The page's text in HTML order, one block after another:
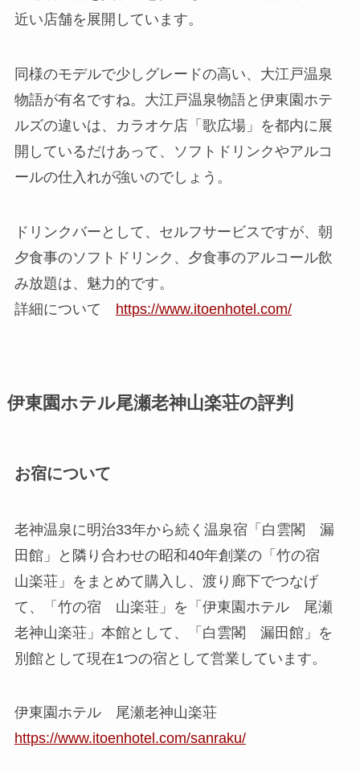
近い店舗を展開 しています。
同様のモデルで少しグレードの高い、大江戸温泉
物語が有名ですね。大江戸温泉物語と伊東園ホテ
ルズの違いは、カラオケ店「歌広場」を都内に展
開しているだけあって、ソフトドリンクやアルコ
ールの仕入れが強いのでしょう。
ドリンクバーとして、セルフサービスですが、朝
夕食事のソフトドリンク、夕食事のアルコール飲
み放題は、魅力的です。
詳細について
https://www.itoenhotel.com/
伊東園ホテル尾瀬老神山楽荘の評判
お宿について
老神温泉に明治33年から続く温泉宿「白雲閣 漏
田館」と隣り合わせの昭和40年創業の「竹の宿
山楽荘」をまとめて購入し、渡り廊下でつなげ
て、「竹の宿 山楽荘」を「伊東園ホテル 尾瀬
老神山楽荘」本館として、「白雲閣 漏田館」を
別館として現在1つの宿として営業しています。
伊東園ホテル 尾瀬老神山楽荘
https://www.itoenhotel.com/sanraku/